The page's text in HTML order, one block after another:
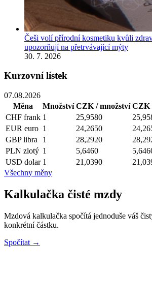
Češi volí přírodní kosmetiku kvůli
upozorňují na přetrvávající mýty
30. 7. 2026
Kurzovní lístek
07.08.2026
Měna
Množství CZK / množství CZK
CHF frank 1 25,9580
EUR euro 1 24,2650
GBP libra 1 28,2920
PLN zlotý 1 5,6460
USD dolar 1 21,0390
Všechny měny
Kalkulačka čisté mzdy
Mzdová kalkulačka spočítá jednoduše váš
konkrétní částku.
Spočítat →